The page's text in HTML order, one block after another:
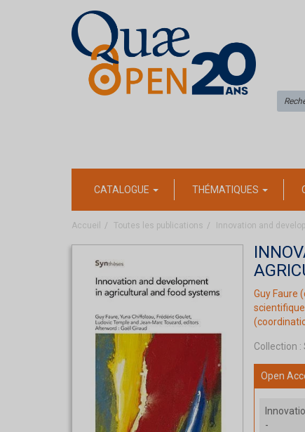
CATALOGUE THÉMATIQUES
Accueil Toutes les publications Innovation and
Guy Faure
Collection :
Open
-